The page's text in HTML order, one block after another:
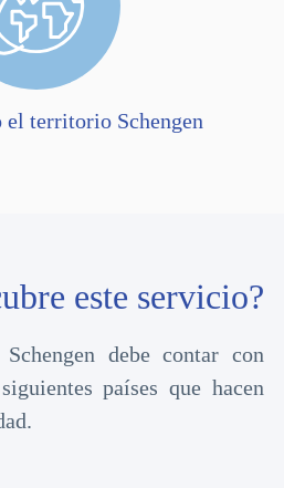
territorio Schengen
este servicio?
debe contar con
países que hacen